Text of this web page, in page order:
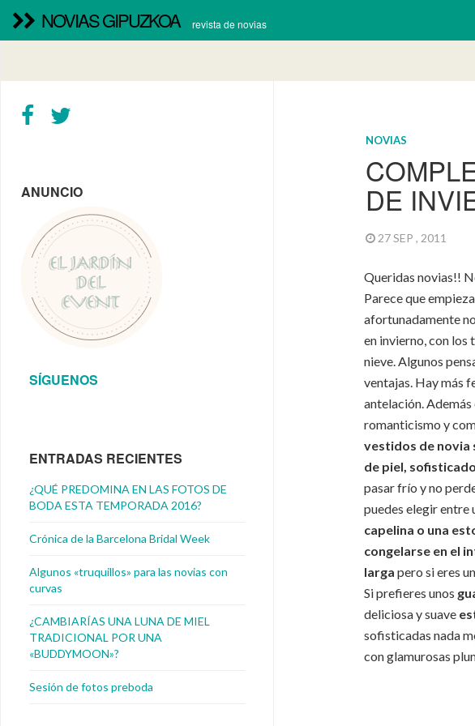
NOVIAS GIPUZKOA revista de novias
NOVIAS
DE
27 SEP , 2011
Queridas novias!!
Parece que
afortunadamente
en invierno, con los
nieve. Algunos
ventajas. Hay más
antelación.
romanticismo y
vestidos de novia
de piel,
pasar frío y no
puedes elegir entre
capelina o una
congelarse en el
larga pero si eres
Si prefieres unos
deliciosa y suave
sofisticadas nada
con glamurosas
ANUNCIO
SÍGUENOS
ENTRADAS RECIENTES
¿QUÉ PREDOMINA EN LAS FOTOS DE
BODA ESTA TEMPORADA 2016?
Crónica de la Barcelona Bridal Week
Algunos «truquillos» para las novias con
curvas
¿CAMBIARÍAS UNA LUNA DE MIEL
TRADICIONAL POR UNA
«BUDDYMOON»?
Sesión de fotos preboda